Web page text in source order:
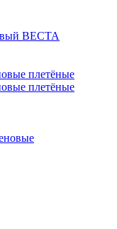
ВЕСТА
плетёные
плетёные